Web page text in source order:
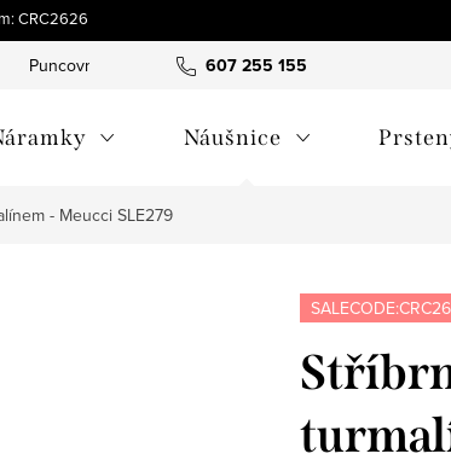
CRC2626
607 255 155
Puncovní značky Hodnocení obchodu
Náušnice
- Meucci SLE279